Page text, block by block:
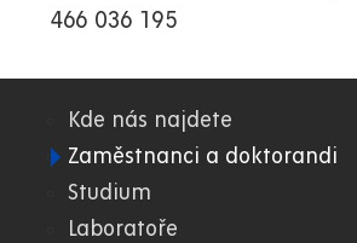
466 036 195
02.
DFJP
Kde nás najdete
Zaměstnanci a doktorandi
Studium
Laboratoře